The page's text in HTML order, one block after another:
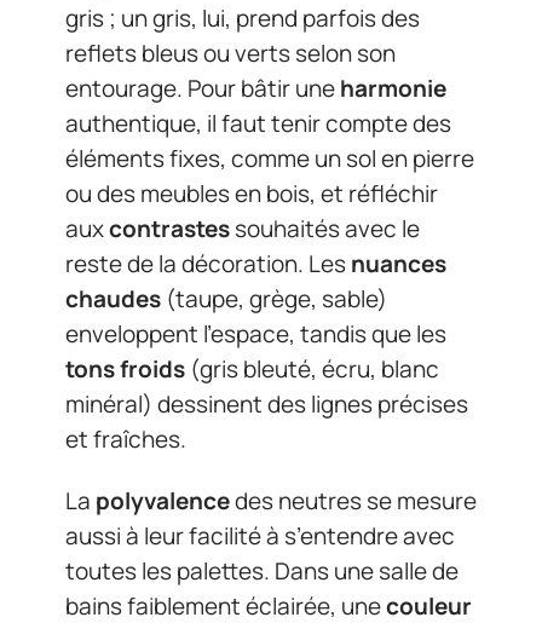
gris ; un gris, lui, prend parfois des
reflets bleus ou verts selon son
entourage. Pour bâtir uneharmonie
authentique, il faut tenir compte des
éléments fixes, comme un sol en pierre
ou des meubles en bois, et réfléchir
auxcontrastessouhaités avec le
reste de la décoration. Lesnuances
chaudes (taupe, grège, sable)
enveloppent l’espace, tandis que les
tons froids (gris bleuté, écru, blanc
minéral) dessinent des lignes précises
et fraîches.
La polyvalencedes neutres se mesure
aussi à leur facilité à s’entendre avec
toutes les palettes. Dans une salle de
bains faiblement éclairée, unecouleur